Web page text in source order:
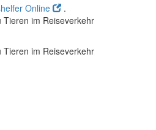
Online
.
Tieren im Reiseverkehr
Tieren im Reiseverkehr